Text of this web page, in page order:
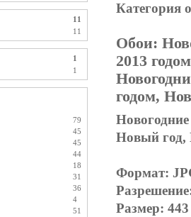
11
11
1
1
79
45
45
44
18
31
36
4
51
Категория
Обои:
2013
годом,
Новый год,
Формат:
Размер: